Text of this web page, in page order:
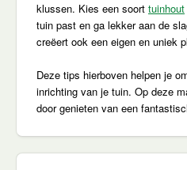
klussen. Kies een soort tuinhout
tuin past en ga lekker aan de
creëert ook een eigen en uniek
Deze tips hierboven helpen je
inrichting van je tuin. Op deze
door genieten van een